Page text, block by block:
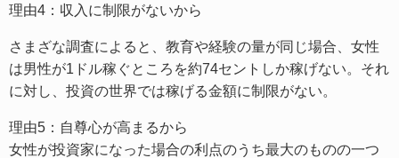
理由4：収入に制限がないから
さまざな調査によると、教育や経験の量が同じ場合、女性
は男性が1ドル稼ぐところを約74セントしか稼げない。それ
に対し、投資の世界では稼げる金額に制限がない。
理由5：自尊心が高まるから
女性が投資家になった場合の利点のうち最大のものの一つ